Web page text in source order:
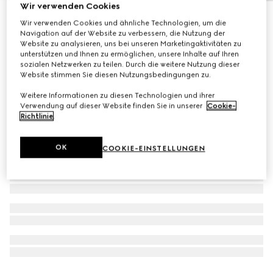
The Alchemist's Garden, The Voice of the Snake, 50 ml,
Eau De Parfum
€ 240
Wir verwenden Cookies
Wir verwenden Cookies und ähnliche Technologien, um die
Navigation auf der Website zu verbessern, die Nutzung der
Website zu analysieren, uns bei unseren Marketingaktivitäten zu
unterstützen und Ihnen zu ermöglichen, unsere Inhalte auf Ihren
sozialen Netzwerken zu teilen. Durch die weitere Nutzung dieser
Website stimmen Sie diesen Nutzungsbedingungen zu.
Weitere Informationen zu diesen Technologien und ihrer
Verwendung auf dieser Website finden Sie in unserer Cookie-
Richtlinie.
COOKIE-EINSTELLUNGEN
OK